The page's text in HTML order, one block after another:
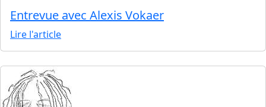
Entrevue avec Alexis Vokaer
Lire l'article